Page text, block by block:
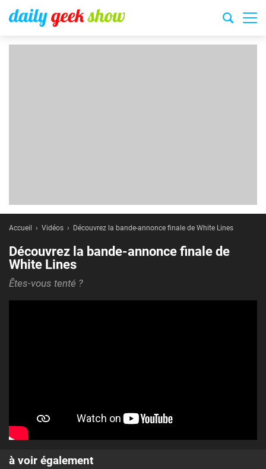
Accueil Vidéos Découvrez la bande-annonce finale de White Lines
Découvrez la bande-annonce finale de
White Lines
Êtes-vous tenté ?
à voir également